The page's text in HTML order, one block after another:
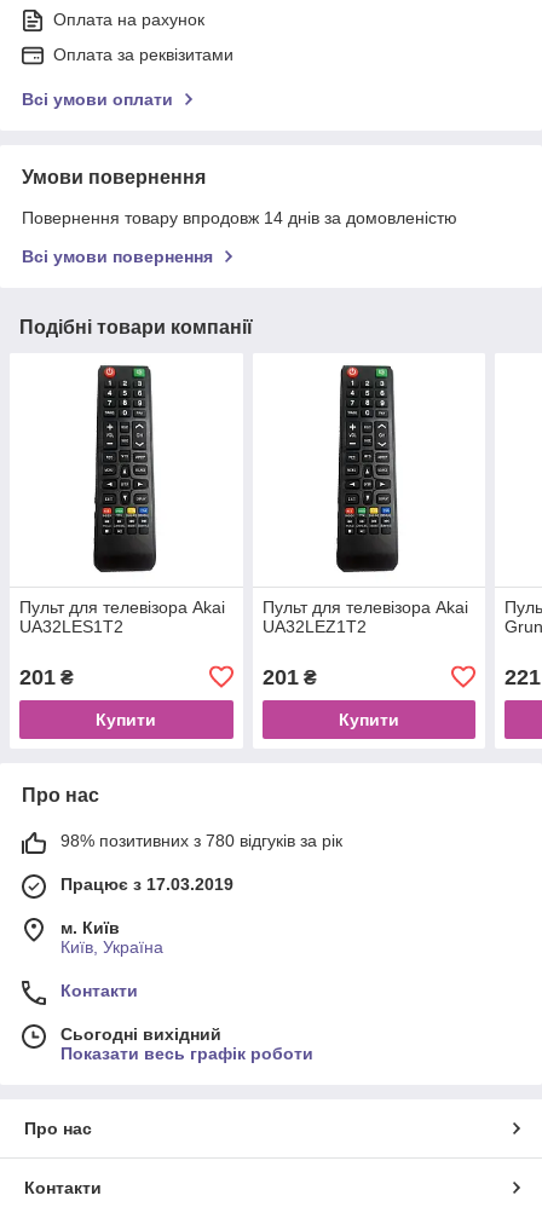
Оплата на рахунок
Оплата за реквізитами
Всі умови оплати
Умови повернення
Повернення товару впродовж 14 днів за домовленістю
Всі умови повернення
Подібні товари компанії
Пульт для телевізора Akai
UA32LES1T2
201 ₴
Купити
Пульт для телевізора Akai
UA32LEZ1T2
201₴
Купити
221
Про нас
98% позитивних з 780 відгуків за рік
Працює з 17.03.2019
м. Київ
Київ, Україна
Контакти
Сьогодні вихідний
Показати весь графік роботи
Про нас
Контакти